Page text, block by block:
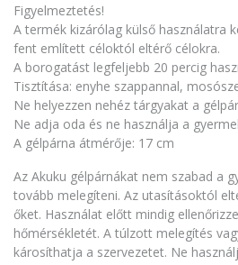
Figyelmeztetés!
A termék kizárólag külső használatra
fent említett céloktól eltérő célokra.
A borogatást legfeljebb 20 percig
Tisztítása: enyhe szappannal,
Ne helyezzen nehéz tárgyakat a
Ne adja oda és ne használja a
A gélpárna átmérője: 17 cm
Az Akuku gélpárnákat nem szabad a
tovább melegíteni. Az utasításoktól
őket. Használat előtt mindig
hőmérsékletét. A túlzott melegítés
károsíthatja a szervezetet. Ne